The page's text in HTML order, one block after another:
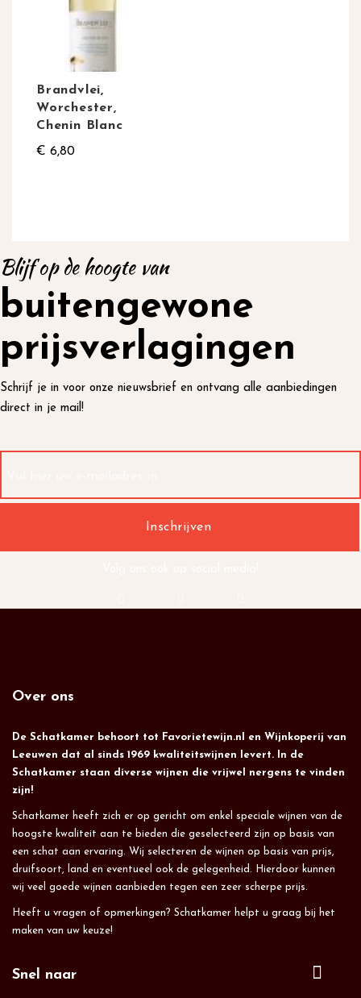
Brandvlei,
Worchester,
Chenin Blanc
€ 6,80
Blijf op de hoogte van
buitengewone
prijsverlagingen
Schrijf je in voor onze nieuwsbrief en ontvang alle aanbiedingen
direct in je mail!
Over ons
De Schatkamer behoort tot Favorietewijn.nl en Wijnkoperij van
Leeuwen dat al sinds 1969 kwaliteitswijnen levert. In de
Schatkamer staan diverse wijnen die vrijwel nergens te vinden
zijn!
Schatkamer heeft zich er op gericht om enkel speciale wijnen van de
hoogste kwaliteit aan te bieden die geselecteerd zijn op basis van
een schat aan ervaring. Wij selecteren de wijnen op basis van prijs,
druifsoort, land en eventueel ook de gelegenheid. Hierdoor kunnen
wij veel goede wijnen aanbieden tegen een zeer scherpe prijs.
Heeft u vragen of opmerkingen? Schatkamer helpt u graag bij het
maken van uw keuze!
Snel naar